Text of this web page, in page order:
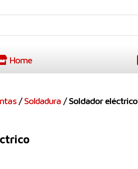
Home
/Soldadura / Soldador eléctrico